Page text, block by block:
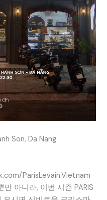
Son, Da Nang
ParisLevain.Vietnam
아니라, 이번 시즌 PARIS